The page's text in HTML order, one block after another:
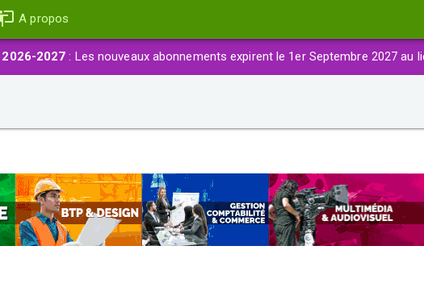
A propos
2027 : Les nouveaux abonnements expirent le 1er Septembre 2027 au